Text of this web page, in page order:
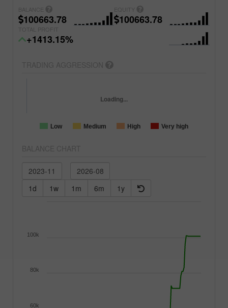
100663.78 100663.78
+1413.15%
Low Medium High Very high
Loading...
1d 1w 1m 6m 1y
60k
80k
100k